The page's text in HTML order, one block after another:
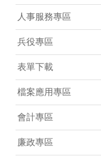
人事服務專區
兵役專區
表單下載
檔案應用專區
會計專區
廉政專區